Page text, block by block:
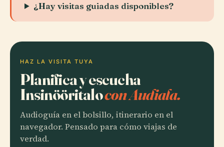
¿Hay visitas guiadas disponibles?
HAZ LA VISITA TUYA
Planifica y escucha
Insinööritalocon Audiala.
Audioguía en el bolsillo, itinerario en el
navegador. Pensado para cómo viajas de
verdad.